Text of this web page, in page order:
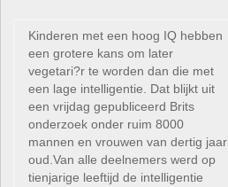
Kinderen met een hoog IQ hebben
een grotere kans om later
vegetari?r te worden dan die met
een lage intelligentie. Dat blijkt uit
een vrijdag gepubliceerd Brits
onderzoek onder ruim 8000
mannen en vrouwen van dertig jaar
oud.Van alle deelnemers werd op
tienjarige leeftijd de intelligentie